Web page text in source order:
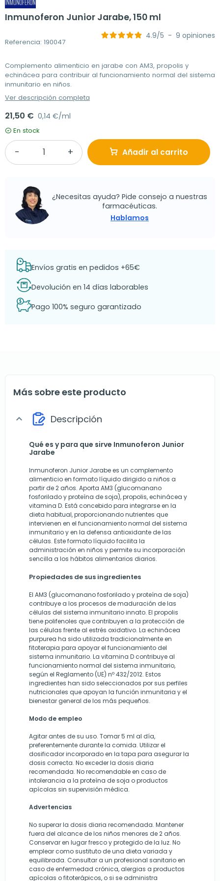
Inmunoferon Junior Jarabe, 150 ml
Referencia: 190047
4.9/5 - 9 opiniones
Complemento alimenticio en jarabe con AM3, propolis y
echinácea para contribuir al funcionamiento normal del sistema
inmunitario en niños.
Ver descripción completa
21,50 € 0,14 €/ml
En stock
Añadir al carrito
¿Necesitas ayuda? Pide consejo a nuestras
farmacéuticas.
Hablamos
Envíos gratis en pedidos +65€
Devolución en 14 días laborables
Pago 100% seguro garantizado
Más sobre este producto
expand_more Descripción
Qué es y para que sirve Inmunoferon Junior
Jarabe
Inmunoferon Junior Jarabe es un complemento
alimenticio en formato líquido dirigido a niños a
partir de 2 años. Aporta AM3 (glucomanano
fosforilado y proteína de soja), propolis, echinácea y
vitamina D. Está concebido para integrarse en la
dieta habitual, proporcionando nutrientes que
intervienen en el funcionamiento normal del sistema
inmunitario y en la defensa antioxidante de las
células. Este formato líquido facilita la
administración en niños y permite su incorporación
sencilla a los hábitos alimentarios diarios.
Propiedades de sus ingredientes
El AM3 (glucomanano fosforilado y proteína de soja)
contribuye a los procesos de maduración de las
células del sistema inmunitario innato. El propolis
tiene polifenoles que contribuyen a la protección de
las células frente al estrés oxidativo. La echinácea
purpurea ha sido utilizada tradicionalmente en
fitoterapia para apoyar el funcionamiento del
sistema inmunitario. La vitamina D contribuye al
funcionamiento normal del sistema inmunitario,
según el Reglamento (UE) nº 432/2012. Estos
ingredientes han sido seleccionados por sus perfiles
nutricionales que apoyan la función inmunitaria y el
bienestar general de los más pequeños.
Modo de empleo
Agitar antes de su uso. Tomar 5 ml al día,
preferentemente durante la comida. Utilizar el
dosificador incorporado en la tapa para asegurar la
dosis correcta. No exceder la dosis diaria
recomendada. No recomendable en caso de
intolerancia a la proteína de soja o productos
apícolas sin supervisión médica.
Advertencias
No superar la dosis diaria recomendada. Mantener
fuera del alcance de los niños menores de 2 años.
Conservar en lugar fresco y protegido de la luz. No
emplear como sustituto de una dieta variada y
equilibrada. Consultar a un profesional sanitario en
caso de enfermedad crónica, alergias a productos
apícolas o fitoterápicos, o si se administra